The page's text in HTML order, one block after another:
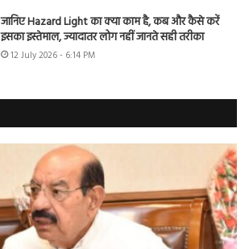
जानिए Hazard Light का क्या काम है, कब और कैसे करें
इसका इस्तेमाल, ज्यादातर लोग नहीं जानते सही तरीका
12 July 2026 - 6:14 PM